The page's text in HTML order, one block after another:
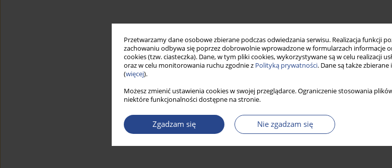
Przetwarzamy dane osobowe zbierane podczas odwiedzania serwisu. Realizacja funkcji
zachowaniu odbywa się poprzez dobrowolnie wprowadzone w formularzach informacje
cookies (tzw. ciasteczka). Dane, w tym pliki cookies, wykorzystywane są w celu realizacji
oraz w celu monitorowania ruchu zgodnie z Polityką prywatności. Dane są także
(więcej).
Możesz zmienić ustawienia cookies w swojej przeglądarce. Ograniczenie stosowania
niektóre funkcjonalności dostępne na stronie.
Zgadzam się Nie zgadzam się